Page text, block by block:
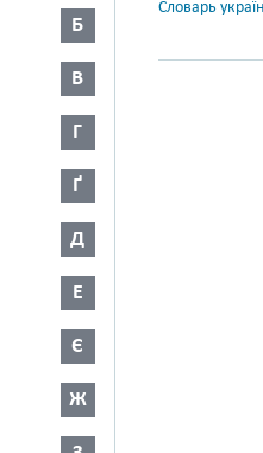
Б
В
Г
Ґ
Д
Е
Є
Ж
Словарь